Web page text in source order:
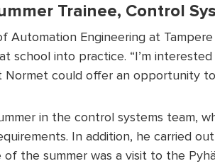
Trainee, Control
Automation Engineering at
school into practice. “I’m
could offer an opportunity
in the control systems team,
In addition, he carried
the summer was a visit to the